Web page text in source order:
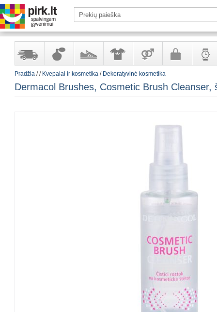
sandėlyje
ir
kosmetika
ir
aksesuarai
suaugusiems
ir
Pradžia // Kvepalai ir kosmetika / Dekoratyvinė kosmetika
Dermacol Brushes, Cosmetic Brush Cleanser,